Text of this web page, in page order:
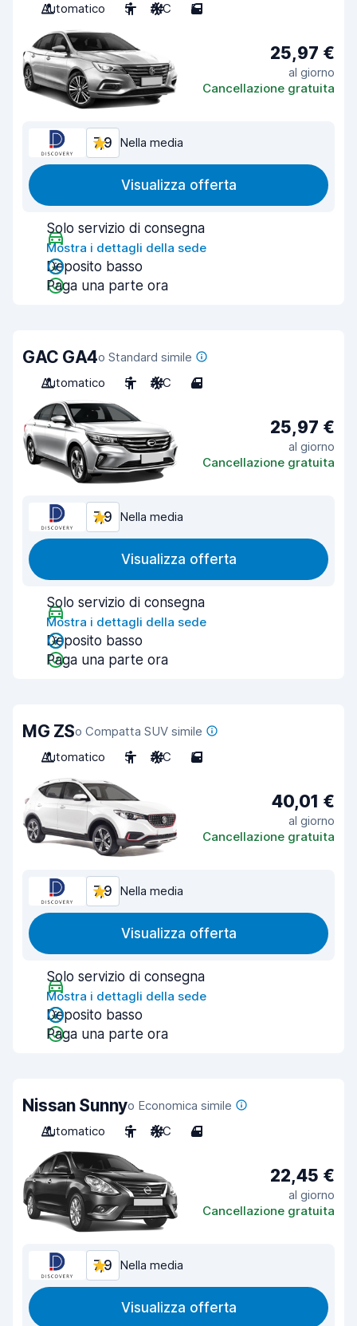
Automatico
5 A/C 5
25,97 €
al giorno
Cancellazione gratuita
7,9 Nella media
Visualizza offerta
Solo servizio di consegna
Mostra i dettagli della sede
Deposito basso
Paga una parte ora
GAC GA4o Standard simile
Automatico
5 A/C 4
25,97 €
al giorno
Cancellazione gratuita
7,9 Nella media
Visualizza offerta
Solo servizio di consegna
Mostra i dettagli della sede
Deposito basso
Paga una parte ora
MG ZSo Compatta SUV simile
Automatico
5 A/C 5
40,01 €
al giorno
Cancellazione gratuita
7,9 Nella media
Visualizza offerta
Solo servizio di consegna
Mostra i dettagli della sede
Deposito basso
Paga una parte ora
Nissan Sunnyo Economica simile
Automatico
5 A/C 4
22,45 €
al giorno
Cancellazione gratuita
7,9 Nella media
Visualizza offerta